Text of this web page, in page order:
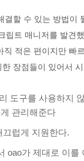
결할 수 있는 방법이
립트 매니저를 발견
적은 편이지만 빠
장점들이 있어서
도구를 사용하지
관리해준다
럽게 지원한다.
oao가 제대로 이를